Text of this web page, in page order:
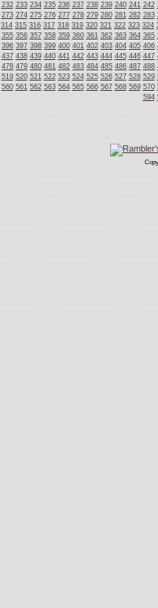
232 233 234 235 236 237 238 239 240 241 242
273 274 275 276 277 278 279 280 281 282 283
314 315 316 317 318 319 320 321 322 323 324
355 356 357 358 359 360 361 362 363 364 365
396 397 398 399 400 401 402 403 404 405 406
437 438 439 440 441 442 443 444 445 446 447
478 479 480 481 482 483 484 485 486 487 488
519 520 521 522 523 524 525 526 527 528 529
560 561 562 563 564 565 566 567 568 569 570
594